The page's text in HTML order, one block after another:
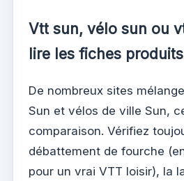
Vtt sun, vélo sun ou
lire les fiches
De nombreux sites
Sun et vélos de ville Sun,
comparaison. Vérifiez
débattement de fourche
pour un vrai VTT loisir), la